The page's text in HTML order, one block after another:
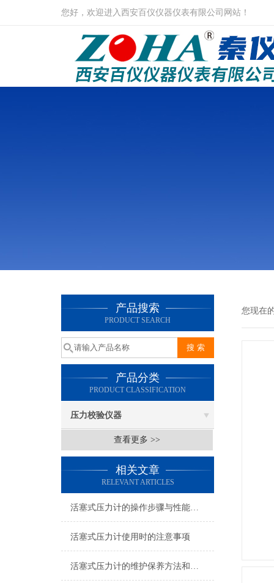
您好，欢迎进入西安百仪仪器仪表有限公司网站！
产品搜索
PRODUCT SEARCH
产品分类
PRODUCT CLASSIFICATION
压力校验仪器
查看更多 >>
相关文章
RELEVANT ARTICLES
活塞式压力计的操作步骤与性能特点
活塞式压力计使用时的注意事项
活塞式压力计的维护保养方法和其工作原理介绍
您现在